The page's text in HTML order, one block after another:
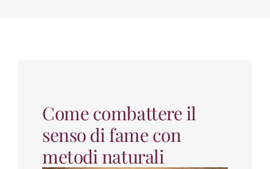
Come combattere il
senso di fame con
metodi naturali